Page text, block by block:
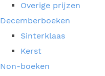
Overige prijzen
Decemberboeken
Sinterklaas
Kerst
Non-boeken